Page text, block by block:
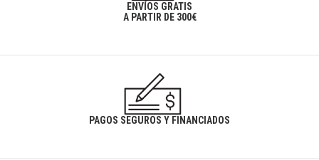
ENVÍOS GRATIS
A PARTIR DE 300€
PAGOS SEGUROS Y FINANCIADOS